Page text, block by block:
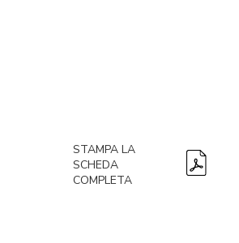
STAMPA LA
SCHEDA
COMPLETA